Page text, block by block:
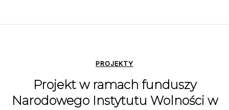
PROJEKTY
Projekt w ramach funduszy
Narodowego Instytutu Wolności w